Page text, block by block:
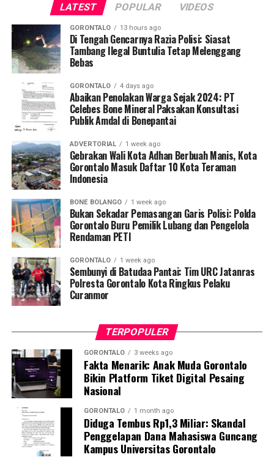
dibekali keterampilan mengidentifikasi tanda bahaya
kehamilan, memberikan pertolongan pertama maternal,
serta mengoordinasikan mekanisme rujukan cepat (
track referral
).
Koordinator Desa KKN Profesi Kesehatan UNG Desa
Hutadaa menekankan pentingnya posisi strategis kader
yang bersinggungan langsung dengan masyarakat
harian.
“Kader adalah pihak terdekat dengan ibu hamil dan
keluarganya. Melalui program ini, kami ingin
memastikan kader di Desa Hutadaa memiliki
kegawatdaruratan kehamilan, terutama di tengah situasi
krisis bencana, serta mampu berkoordinasi secara efektif
dengan tenaga kesehatan,” jelasnya.
Selain sesi edukasi teknis, mahasiswa UNG turut
meluncurkanBuku Panduan Manajemen
Kegawatdaruratan Ibu Hamil pada Situasi Bencana
petunjuk praktis ini berfungsi sebagai pedoman standar
bagi kader dalam melakukan deteksi dini,
pendampingan, hingga skenario evakuasi ibu hamil
berisiko tinggi.
Dosen Pembimbing Lapangan (DPL) KKN Profesi
Kesehatan UNG menegaskan bahwa pemberdayaan
kader berbasis komunitas merupakan instrumen krusial
dalam mempercepat penurunan Angka Kematian Ibu
(AKI) dan Angka Kematian Anak (AKA).
LATEST POPULAR VIDEOS
GORONTALO 13 hours ago
Di Tengah Gencarnya Razia Polisi: Siasat
Tambang Ilegal Buntulia Tetap Melenggang
Bebas
GORONTALO 4 days ago
Abaikan Penolakan Warga Sejak 2024: PT
Celebes Bone Mineral Paksakan Konsultasi
Publik Amdal di Bonepantai
ADVERTORIAL 1 week ago
Gebrakan Wali Kota Adhan Berbuah Manis, Kota
Gorontalo Masuk Daftar 10 Kota Teraman
Indonesia
BONE BOLANGO 1 week ago
Bukan Sekadar Pemasangan Garis Polisi: Polda
Gorontalo Buru Pemilik Lubang dan Pengelola
Rendaman PETI
GORONTALO 1 week ago
Sembunyi di Batudaa Pantai: Tim URC Jatanras
Polresta Gorontalo Kota Ringkus Pelaku
Curanmor
TERPOPULER
GORONTALO 3 weeks ago
Fakta Menarik: Anak Muda Gorontalo
Bikin Platform Tiket Digital Pesaing
Nasional
GORONTALO 1 month ago
Diduga Tembus Rp1,3 Miliar: Skandal
Penggelapan Dana Mahasiswa Guncang
Kampus Universitas Gorontalo